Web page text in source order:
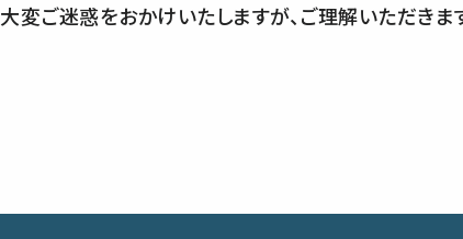
大変ご迷惑をおかけいたしますが、ご理解いただきま